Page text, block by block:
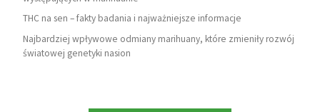
THC na sen – fakty badania i najważniejsze informacje
Najbardziej wpływowe odmiany marihuany, które zmieniły rozwój
światowej genetyki nasion